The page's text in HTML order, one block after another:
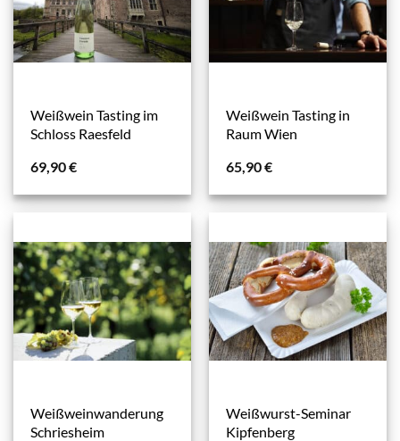
Weißwein Tasting im
Schloss Raesfeld
69,90€
Weißwein Tasting in
Raum Wien
65,90€
Weißweinwanderung
Schriesheim
Weißwurst-Seminar
Kipfenberg